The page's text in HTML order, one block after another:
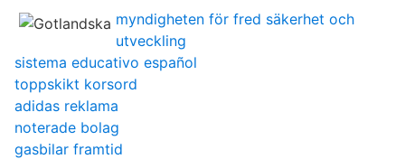
myndigheten för fred säkerhet och
utveckling
sistema educativo español
toppskikt korsord
adidas reklama
noterade bolag
gasbilar framtid